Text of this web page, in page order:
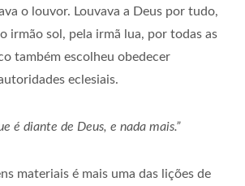
o louvor. Louvava a Deus por tudo,
irmão sol, pela irmã lua, por todas as
também escolheu obedecer
eclesiais.
é diante de Deus, e nada mais.”
materiais é mais uma das lições de